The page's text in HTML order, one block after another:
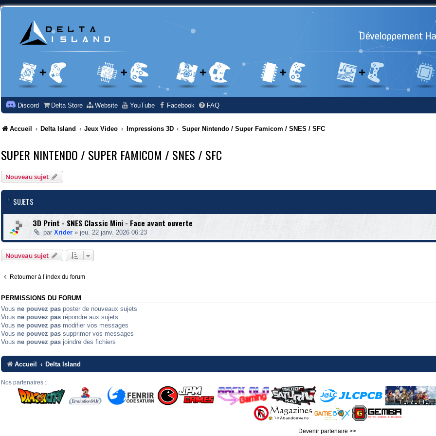
Discord Delta Store Website YouTube Facebook FAQ
Accueil Delta Island Jeux Video Impressions 3D Super Nintendo / Super Famicom / SNES / SFC
SUPER NINTENDO / SUPER FAMICOM / SNES / SFC
Nouveau sujet
SUJETS
3D Print - SNES Classic Mini - Face avant ouverte
par Xrider » jeu. 22 janv. 2026 06:23
Nouveau sujet
Retourner à l’index du forum
PERMISSIONS DU FORUM
Vous ne pouvez pas poster de nouveaux sujets
Vous ne pouvez pas répondre aux sujets
Vous ne pouvez pas modifier vos messages
Vous ne pouvez pas supprimer vos messages
Vous ne pouvez pas joindre des fichiers
Accueil Delta Island
Nos partenaires :
Devenir partenaire >>